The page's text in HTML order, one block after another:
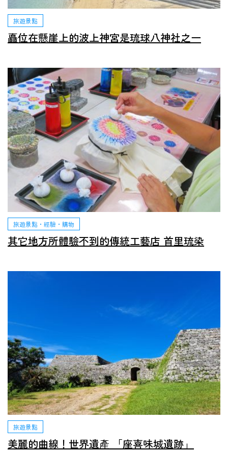
旅遊景點
矗位在懸崖上的波上神宮是琉球八神社之一
旅遊景點・經驗・購物
其它地方所體驗不到的傳統工藝店 首里琉染
旅遊景點
美麗的曲線！世界遺產 「座喜味城遺跡」